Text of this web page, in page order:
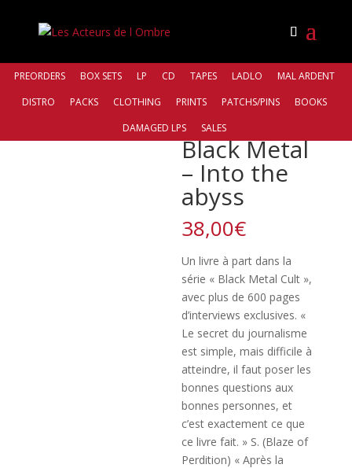
PREORDERS BOX SETS LP CD TAPES LADLO
MAL ARDENT
DISTRO
PACKS CLOTHING PRINTS PATCHS/PINS
BOOKS
DAMAGED LPS
SALES
Black Metal
– Into the
abyss
38,00€
Un livre à part dans la
série « Black Metal Cult »,
avec plus de 600 pages
d’interviews exclusives. «
Le secret du journalisme
est simple, mais difficile à
atteindre, il faut poser les
bonnes questions aux
bonnes personnes, et
c’est exactement ce que
ce livre fait. » S. (Blaze of
Perdition) « Après la